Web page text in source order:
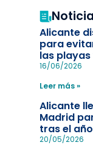
Alicante
para
las
simulacro
16/06/2026
Leer más »
Alicante
Madrid
tras el
Española”
20/05/2026